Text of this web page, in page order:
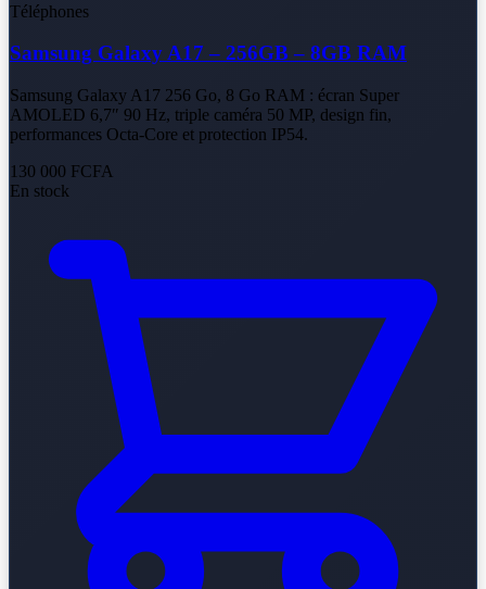
Téléphones
Samsung Galaxy A17 – 256GB – 8GB RAM
Samsung Galaxy A17 256 Go, 8 Go RAM : écran Super
AMOLED 6,7″ 90 Hz, triple caméra 50 MP, design fin,
performances Octa-Core et protection IP54.
130 000 FCFA
En stock